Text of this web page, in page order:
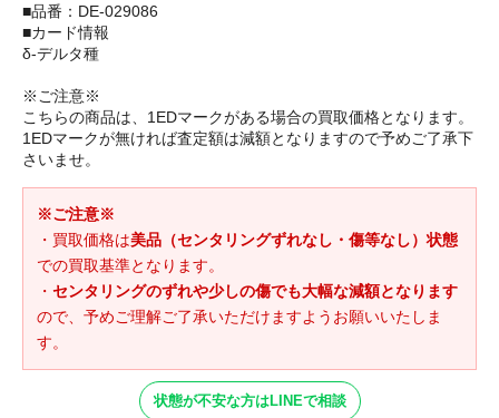
■品番：DE-029086
■カード情報
δ-デルタ種
※ご注意※
こちらの商品は、1EDマークがある場合の買取価格となります。
1EDマークが無ければ査定額は減額となりますので予めご了承下
さいませ。
※ご注意※
・買取価格は美品（センタリングずれなし・傷等なし）状態
での買取基準となります。
・ センタリングのずれや少しの傷でも大幅な減額となります
ので、予めご理解ご了承いただけますようお願いいたしま
す。
状態が不安な方はLINEで相談